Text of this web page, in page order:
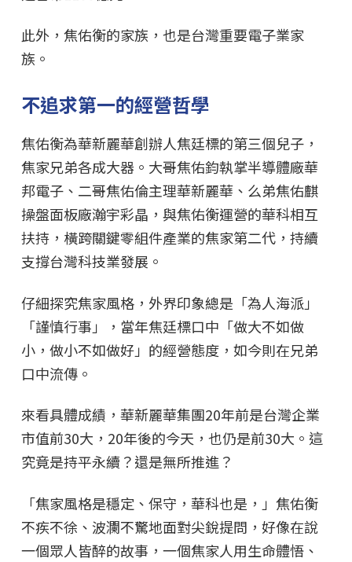
此外，焦佑衡的家族，也是台灣重要電子業家
族。
不追求第一的經營哲學
焦佑衡為華新麗華創辦人焦廷標的第三個兒子，
焦家兄弟各成大器。大哥焦佑鈞執掌半導體廠華
邦電子、二哥焦佑倫主理華新麗華、么弟焦佑麒
操盤面板廠瀚宇彩晶，與焦佑衡運營的華科相互
扶持，橫跨關鍵零組件產業的焦家第二代，持續
支撐台灣科技業發展。
仔細探究焦家風格，外界印象總是「為人海派」
「謹慎行事」，當年焦廷標口中「做大不如做
小，做小不如做好」的經營態度，如今則在兄弟
口中流傳。
來看具體成績，華新麗華集團20年前是台灣企業
市值前30大，20年後的今天，也仍是前30大。這
究竟是持平永續？還是無所推進？
「焦家風格是穩定、保守，華科也是，」焦佑衡
不疾不徐、波瀾不驚地面對尖銳提問，好像在說
一個眾人皆醉的故事，一個焦家人用生命體悟、